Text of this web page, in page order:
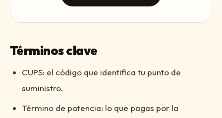
Términos clave
CUPS: el código que identifica tu punto de
suministro.
Término de potencia: lo que pagas por la